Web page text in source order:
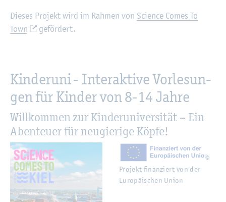
Die­ses Pro­jekt wird im Rah­men von Sci­ence Comes To
Town
ge­för­dert.
Kin­der­uni - In­ter­ak­ti­ve Vor­le­sun­
gen für Kin­der von 8-14 Jahre
Will­kom­men zur Kin­der­uni­ver­si­tät – Ein
Aben­teu­er für neu­gie­ri­ge Köpfe!
©
Pro­jekt fi­nan­ziert von der
Eu­ro­päi­schen Union